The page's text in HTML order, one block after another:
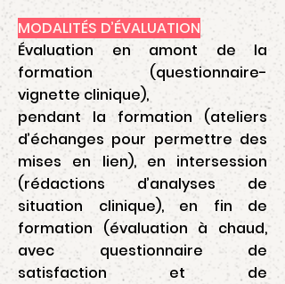
MODALITÉS D’ÉVALUATION
Évaluation en amont de la
formation (questionnaire-
vignette clinique),
pendant la formation (ateliers
d’échanges pour permettre des
mises en lien), en intersession
(rédactions d’analyses de
situation clinique), en fin de
formation (évaluation à chaud,
avec questionnaire de
satisfaction et de